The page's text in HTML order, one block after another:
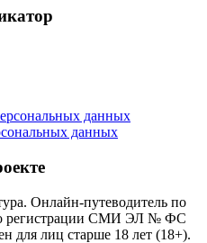
данных
данных
Онлайн-путеводитель по
о регистрации СМИ ЭЛ № ФС
для лиц старше 18 лет (18+).